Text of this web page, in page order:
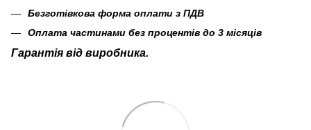
Безготівкова форма оплати з ПДВ
Оплата частинами без процентів до 3 місяців
Гарантія від виробника.